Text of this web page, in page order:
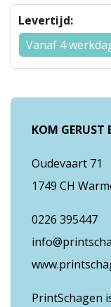
Levertijd:
Vanaf 4
KOM GERUST
Oudevaart 71
1749 CH
0226 395447
PrintSchagen